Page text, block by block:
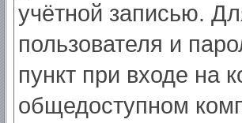
учётной записью.
пользователя и
пункт при входе на
общедоступном